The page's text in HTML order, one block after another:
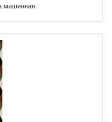
машинная.